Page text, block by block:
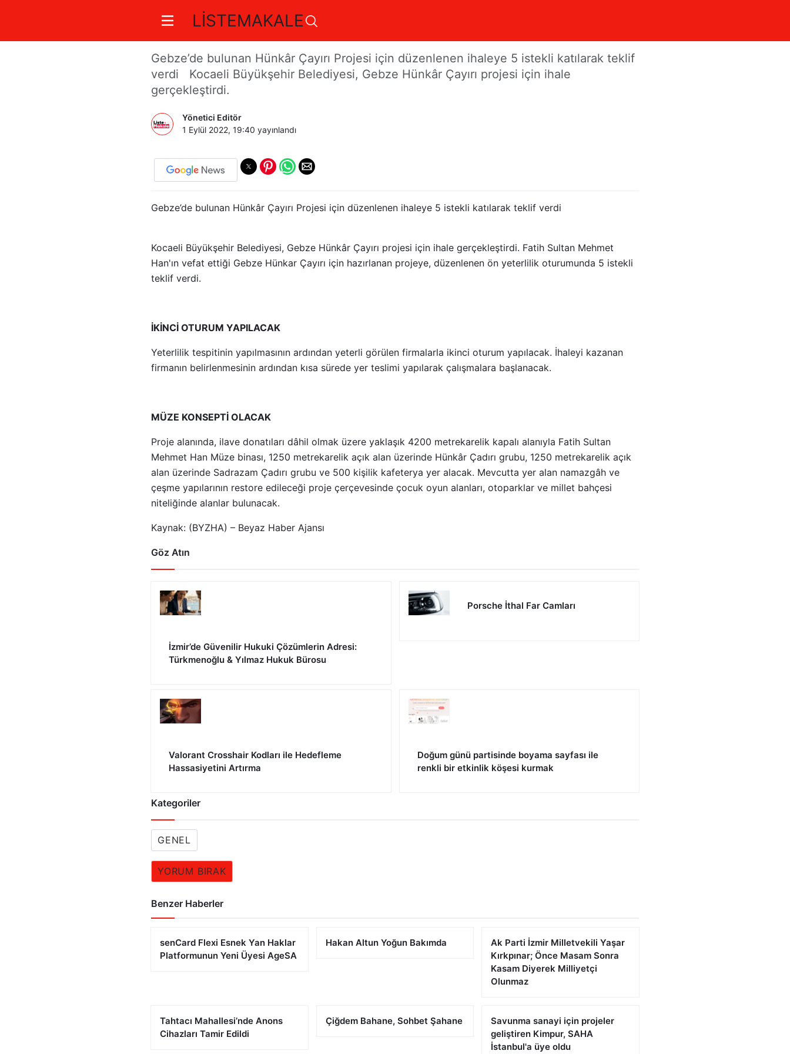
LİSTEMAKALE
Dev projeye 5 istekli teklif verdi
Gebze’de bulunan Hünkâr Çayırı Projesi için düzenlenen ihaleye 5 istekli katılarak teklif
verdi Kocaeli Büyükşehir Belediyesi, Gebze Hünkâr Çayırı projesi için ihale
gerçekleştirdi.
Yönetici Editör
1 Eylül 2022, 19:40 yayınlandı
Gebze’de bulunan Hünkâr Çayırı Projesi için düzenlenen ihaleye 5 istekli katılarak teklif verdi
Kocaeli Büyükşehir Belediyesi, Gebze Hünkâr Çayırı projesi için ihale gerçekleştirdi. Fatih Sultan Mehmet
Han'ın vefat ettiği Gebze Hünkar Çayırı için hazırlanan projeye, düzenlenen ön yeterlilik oturumunda 5 istekli
teklif verdi.
İKİNCİ OTURUM YAPILACAK
Yeterlilik tespitinin yapılmasının ardından yeterli görülen firmalarla ikinci oturum yapılacak. İhaleyi kazanan
firmanın belirlenmesinin ardından kısa sürede yer teslimi yapılarak çalışmalara başlanacak.
MÜZE KONSEPTİ OLACAK
Proje alanında, ilave donatıları dâhil olmak üzere yaklaşık 4200 metrekarelik kapalı alanıyla Fatih Sultan
Mehmet Han Müze binası, 1250 metrekarelik açık alan üzerinde Hünkâr Çadırı grubu, 1250 metrekarelik açık
alan üzerinde Sadrazam Çadırı grubu ve 500 kişilik kafeterya yer alacak. Mevcutta yer alan namazgâh ve
çeşme yapılarının restore edileceği proje çerçevesinde çocuk oyun alanları, otoparklar ve millet bahçesi
niteliğinde alanlar bulunacak.
Kaynak: (BYZHA) – Beyaz Haber Ajansı
Göz Atın
İzmir’de Güvenilir Hukuki Çözümlerin Adresi:
Türkmenoğlu & Yılmaz Hukuk Bürosu
Porsche İthal Far Camları
Valorant Crosshair Kodları ile Hedefleme
Hassasiyetini Artırma
Doğum günü partisinde boyama sayfası ile
renkli bir etkinlik köşesi kurmak
Kategoriler
GENEL
YORUM BIRAK
Benzer Haberler
senCard Flexi Esnek Yan Haklar
Platformunun Yeni Üyesi AgeSA
Hakan Altun Yoğun Bakımda
Ak Parti İzmir Milletvekili Yaşar
Kırkpınar; Önce Masam Sonra
Kasam Diyerek Milliyetçi
Olunmaz
Tahtacı Mahallesi’nde Anons
Cihazları Tamir Edildi
Çiğdem Bahane, Sohbet Şahane
Savunma sanayi için projeler
geliştiren Kimpur, SAHA
İstanbul'a üye oldu